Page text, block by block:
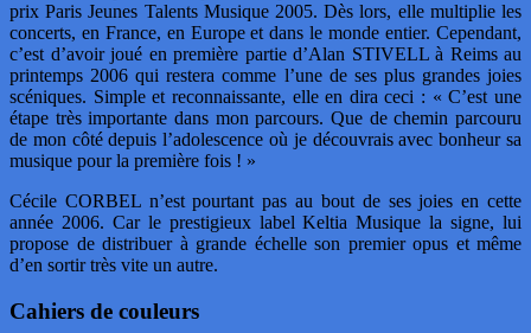
prix Paris Jeunes Talents Musique 2005. Dès lors, elle multiplie les
concerts, en France, en Europe et dans le monde entier. Cependant,
c’est d’avoir joué en première partie d’Alan STIVELL à Reims au
printemps 2006 qui restera comme l’une de ses plus grandes joies
scéniques. Simple et reconnaissante, elle en dira ceci : « C’est une
étape très importante dans mon parcours. Que de chemin parcouru
de mon côté depuis l’adolescence où je découvrais avec bonheur sa
musique pour la première fois ! »
Cécile CORBEL n’est pourtant pas au bout de ses joies en cette
année 2006. Car le prestigieux label Keltia Musique la signe, lui
propose de distribuer à grande échelle son premier opus et même
d’en sortir très vite un autre.
Cahiers de couleurs